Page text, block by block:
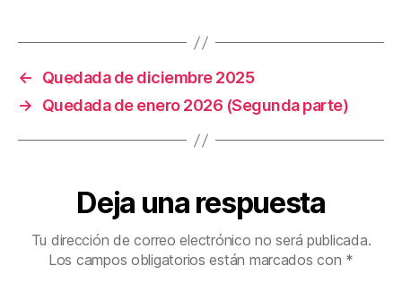
←
Quedada de diciembre 2025
→
Quedada de enero 2026 (Segunda parte)
Deja una respuesta
Tu dirección de correo electrónico no será publicada.
Los campos obligatorios están marcados con *